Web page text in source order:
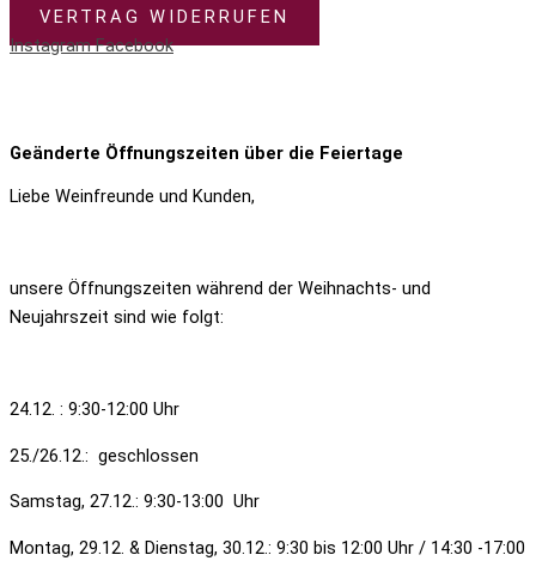
VERTRAG WIDERRUFEN
Instagram Facebook
Geänderte Öffnungszeiten über die Feiertage
Liebe Weinfreunde und Kunden,
unsere Öffnungszeiten während der Weihnachts- und
Neujahrszeit sind wie folgt:
24.12. : 9:30-12:00 Uhr
25./26.12.: geschlossen
Samstag, 27.12.: 9:30-13:00 Uhr
Montag, 29.12. & Dienstag, 30.12.: 9:30 bis 12:00 Uhr / 14:30 -17:00